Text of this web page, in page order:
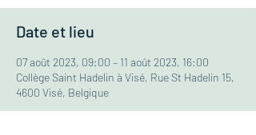
Date et lieu
07 août 2023, 09:00 – 11 août 2023, 16:00
Collège Saint Hadelin à Visé, Rue St Hadelin 15,
4600 Visé, Belgique